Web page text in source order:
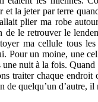
et la jeter par terre
plier ma robe
de le retrouver le
ma cellule tous
Pour un moine, une
une nuit à la fois.
traiter chaque
de quelqu’un d’autre,